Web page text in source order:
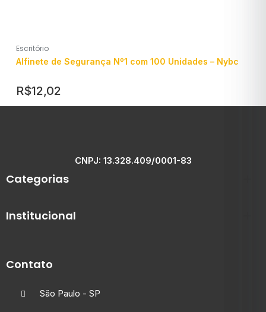
Escritório
Alfinete de Segurança Nº1 com 100 Unidades – Nybc
R$12,02
CNPJ: 13.328.409/0001-83
Categorias
Institucional
Contato
São Paulo - SP